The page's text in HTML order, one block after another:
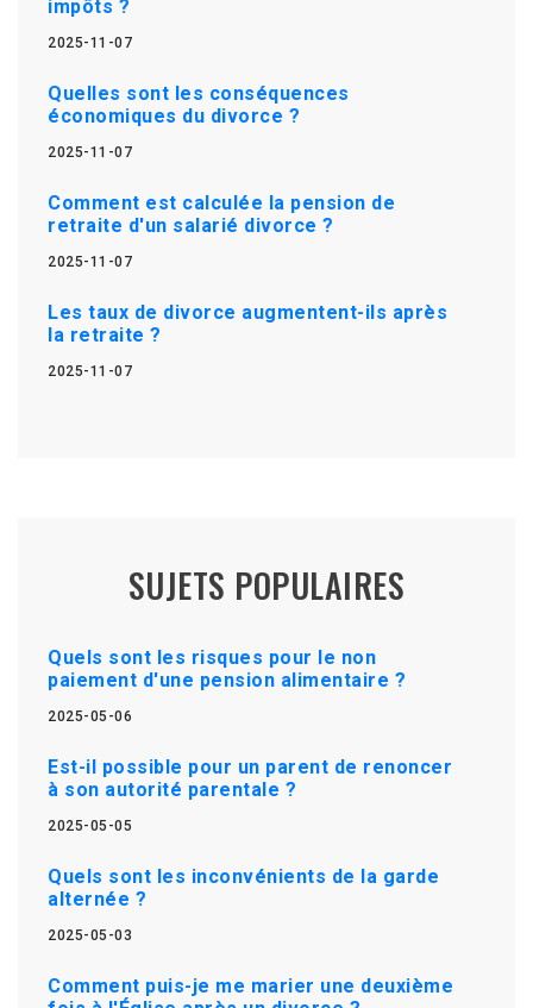
impôts ?
2025-11-07
Quelles sont les conséquences
économiques du divorce ?
2025-11-07
Comment est calculée la pension de
retraite d'un salarié divorce ?
2025-11-07
Les taux de divorce augmentent-ils après
la retraite ?
2025-11-07
SUJETS POPULAIRES
Quels sont les risques pour le non
paiement d'une pension alimentaire ?
2025-05-06
Est-il possible pour un parent de renoncer
à son autorité parentale ?
2025-05-05
Quels sont les inconvénients de la garde
alternée ?
2025-05-03
Comment puis-je me marier une deuxième